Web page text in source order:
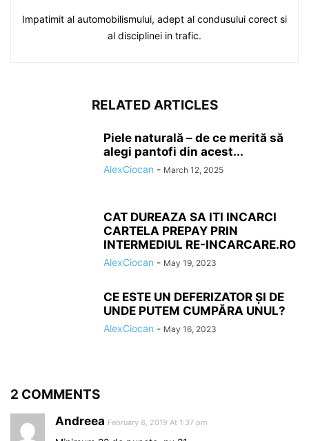
Impatimit al automobilismului, adept al condusului corect si
al disciplinei in trafic.
RELATED ARTICLES
Piele naturală – de ce merită să
alegi pantofi din acest...
AlexCiocan - March 12, 2025
CAT DUREAZA SA ITI INCARCI
CARTELA PREPAY PRIN
INTERMEDIUL RE-INCARCARE.RO
AlexCiocan - May 19, 2023
CE ESTE UN DEFERIZATOR ȘI DE
UNDE PUTEM CUMPĂRA UNUL?
AlexCiocan - May 16, 2023
2 COMMENTS
Andreea February 8, 2019 At 1:37 pm